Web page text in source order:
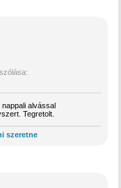
alvással
Tegretolt.
szeretne